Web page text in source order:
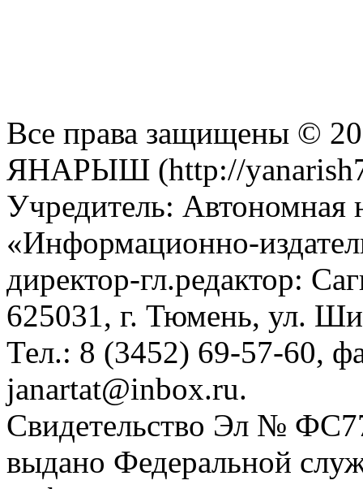
Все права защищены ©
ЯНАРЫШ (http://
Учредитель: Автономная
«Информационно-
директор-гл.редактор:
625031, г. Тюмень, ул.
Тел.: 8 (3452) 69-57-60,
janartat@inbox.ru.
Свидетельство Эл №
выдано Федеральной